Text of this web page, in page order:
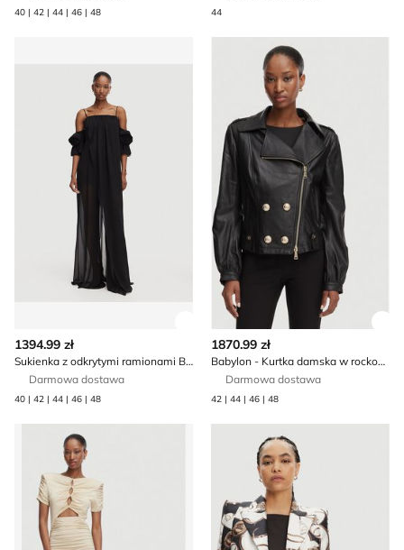
40 | 42 | 44 | 46 | 48 44
Sukienka z odkrytymi ramionami Babylon
Zobacz szczegóły produktu
1394.99 zł
Sukienka z odkrytymi ramionami Babylon
Darmowa dostawa
40 | 42 | 44 | 46 | 48
Babylon - Kurtka damska
1870.99 zł
Babylon - Kurtka damska w rockowym stylu
Darmowa dostawa
42 | 44 | 46 | 48
Babylon - Sukienka Marynarka na wiosnę